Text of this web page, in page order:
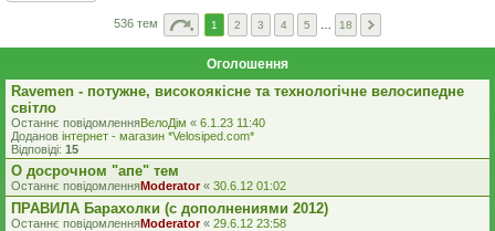
536 тем 1 2 3 4 5 18
Оголошення
Ravemen - потужне, високоякісне та технологічне велосипедне
світло
Останнє повідомленняВелоДім « 6.1.23 11:40
Доданов iнтернет - магазин *Velosiped.com*
Відповіді: 15
О досрочном "апе" тем
Останнє повідомленняModerator« 30.6.12 01:02
ПРАВИЛА Барахолки (с дополнениями 2012)
Останнє повідомленняModerator« 29.6.12 23:58